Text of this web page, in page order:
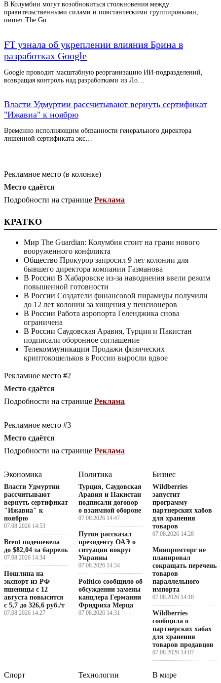
В Колумбии могут возобновиться столкновения между
правительственными силами и повстанческими группировками,
пишет The Gu…
FT узнала об укреплении влияния Брина в
разработках Google
Google проводит масштабную реорганизацию ИИ-подразделений,
возвращая контроль над разработками из Ло…
Власти Удмуртии рассчитывают вернуть сертификат
"Ижавиа" к ноябрю
Временно исполняющим обязанности генерального директора
лишенной сертификата экс…
Рекламное место (в колонке)
Место сдаётся
Подробности на странице Реклама
КРАТКО
Мир The Guardian: Колумбия стоит на грани нового
вооруженного конфликта
Общество Прокурор запросил 9 лет колонии для
бывшего директора компании Газманова
В России В Хабаровске из-за наводнения ввели режим
повышенной готовности
В России Создатели финансовой пирамиды получили
до 12 лет колонии за хищения у пенсионеров
В России Работа аэропорта Геленджика снова
ограничена
В России Саудовская Аравия, Турция и Пакистан
подписали оборонное соглашение
Телекоммуникации Продажи физических
криптокошельков в России выросли вдвое
Рекламное место #2
Место сдаётся
Подробности на странице Реклама
Рекламное место #3
Место сдаётся
Подробности на странице Реклама
Экономика
Власти Удмуртии
рассчитывают
вернуть сертификат
"Ижавиа" к
ноябрю
07.08.2026 14:53
Brent подешевела
до $82,04 за баррель
07.08.2026 14:34
Пошлина на
экспорт из РФ
пшеницы с 12
августа повысится
с 5,7 до 326,6 руб./т
07.08.2026 14:27
Политика
Турция, Саудовская
Аравия и Пакистан
подписали договор
о взаимной обороне
07.08.2026 14:47
Путин рассказал
президенту ОАЭ о
ситуации вокруг
Украины
07.08.2026 14:34
Politico сообщило об
обсуждении замены
канцлера Германии
Фридриха Мерца
07.08.2026 14:31
Бизнес
Wildberries
запустит
программу
партнерских хабов
для хранения
товаров
07.08.2026 14:28
Минпромторг не
планировал
сокращать перечень
товаров
параллельного
импорта
07.08.2026 14:18
Wildberries
сообщила о
партнерских хабах
для хранения
товаров продавцов
07.08.2026 14:07
Спорт Технологии В мире